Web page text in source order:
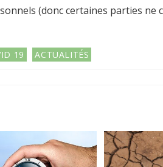
(donc certaines parties ne
19 ACTUALITÉS